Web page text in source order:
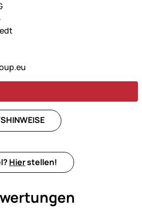
Hierstellen!